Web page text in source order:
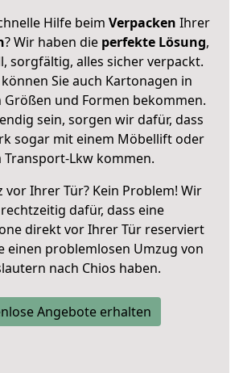
Hilfe beim Verpacken Ihrer
? Wir haben die perfekte Lösung,
sorgfältig, alles sicher verpackt.
Sie auch Kartonagen in
Größen und Formen bekommen.
sein, sorgen wir dafür, dass
sogar mit einem Möbellift oder
Transport-Lkw kommen.
vor Ihrer Tür? Kein Problem! Wir
dafür, dass eine
direkt vor Ihrer Tür reserviert
einen problemlosen Umzug von
nach Chios haben.
Angebote erhalten